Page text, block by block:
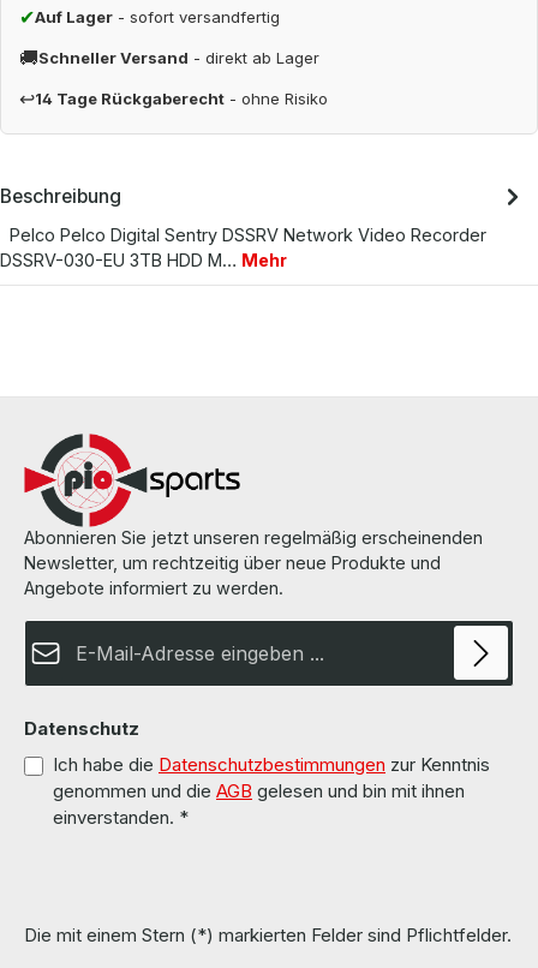
✔Auf Lager - sofort versandfertig
🚚Schneller Versand - direkt ab Lager
↩14 Tage Rückgaberecht - ohne Risiko
Beschreibung
Pelco Pelco Digital Sentry DSSRV Network Video Recorder
DSSRV-030-EU 3TB HDD M… Mehr
Abonnieren Sie jetzt unseren regelmäßig erscheinenden
Newsletter, um rechtzeitig über neue Produkte und
Angebote informiert zu werden.
Datenschutz
Ich habe die Datenschutzbestimmungen zur Kenntnis
genommen und die AGB gelesen und bin mit ihnen
einverstanden. *
Die mit einem Stern (*) markierten Felder sind Pflichtfelder.